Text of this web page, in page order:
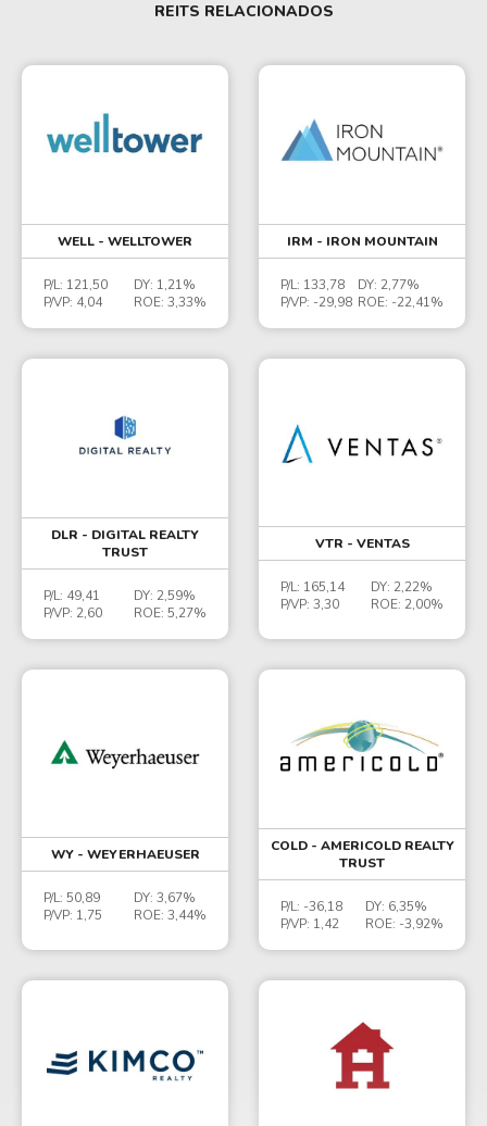
REITS RELACIONADOS
WELL - WELLTOWER
P/L: 121,50
P/VP: 4,04
DY: 1,21%
ROE: 3,33%
IRM - IRON MOUNTAIN
P/L: 133,78
P/VP: -29,98
DY: 2,77%
ROE: -22,41%
DLR - DIGITAL REALTY
TRUST
P/L: 49,41
P/VP: 2,60
DY: 2,59%
ROE: 5,27%
VTR - VENTAS
P/L: 165,14
P/VP: 3,30
DY: 2,22%
ROE: 2,00%
WY - WEYERHAEUSER
P/L: 50,89
P/VP: 1,75
DY: 3,67%
ROE: 3,44%
COLD - AMERICOLD REALTY
TRUST
P/L: -36,18
P/VP: 1,42
DY: 6,35%
ROE: -3,92%